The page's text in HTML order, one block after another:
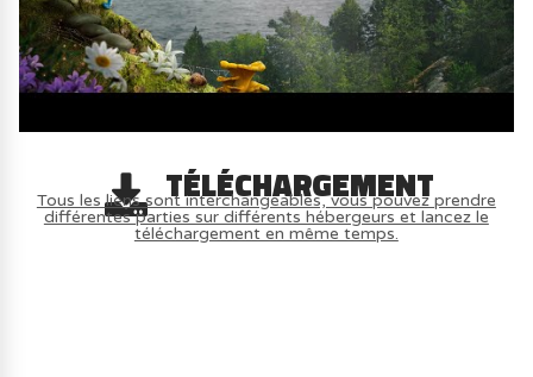
TÉLÉCHARGEMENT
Tous les liens sont interchangeables, vous pouvez prendre
différentes parties sur différents hébergeurs et lancez le
téléchargement en même temps.